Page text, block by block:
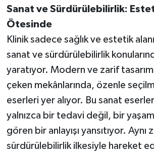
Sanat ve Sürdürülebilirlik:
Ötesinde
Klinik sadece sağlık ve estetik
sanat ve sürdürülebilirlik
yaratıyor. Modern ve zarif
çeken mekânlarında, özenle
eserleri yer alıyor. Bu sanat
yalnızca bir tedavi değil, bir
gören bir anlayışı yansıtıyor. Aynı
sürdürülebilirlik ilkesiyle hareket